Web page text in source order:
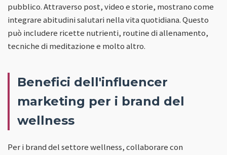
pubblico. Attraverso post, video e storie, mostrano come
integrare abitudini salutari nella vita quotidiana. Questo
può includere ricette nutrienti, routine di allenamento,
tecniche di meditazione e molto altro.
Benefici dell'influencer
marketing per i brand del
wellness
Per i brand del settore wellness, collaborare con